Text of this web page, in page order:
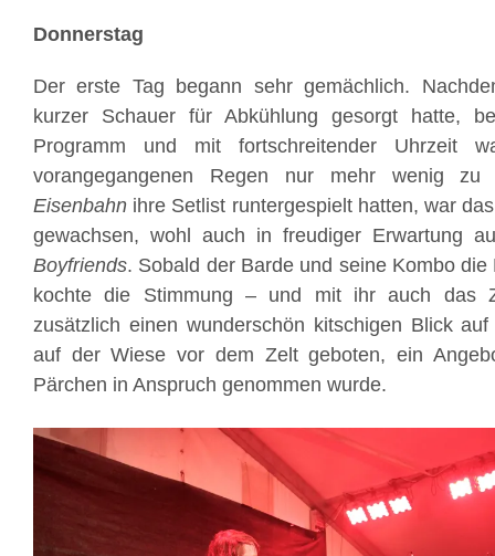
Donnerstag
Der erste Tag begann sehr gemächlich.
kurzer Schauer für Abkühlung gesorgt hatte,
Programm und mit fortschreitender Uhrzeit
vorangegangenen Regen nur mehr wenig
Eisenbahn ihre Setlist runtergespielt hatten, war
gewachsen, wohl auch in freudiger Erwartung
Boyfriends. Sobald der Barde und seine Kombo
kochte die Stimmung – und mit ihr auch das
zusätzlich einen wunderschön kitschigen Blick
auf der Wiese vor dem Zelt geboten, ein
Pärchen in Anspruch genommen wurde.